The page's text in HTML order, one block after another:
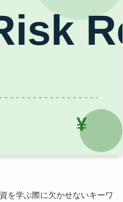
を学ぶ際に欠かせないキーワ